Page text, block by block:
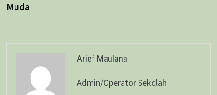
Muda
Arief Maulana
Admin/Operator Sekolah